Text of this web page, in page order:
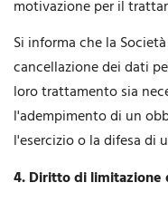
motivazione per il
Si informa che la
cancellazione dei dati
loro trattamento sia
l'adempimento di un
l'esercizio o la difesa di
4. Diritto di